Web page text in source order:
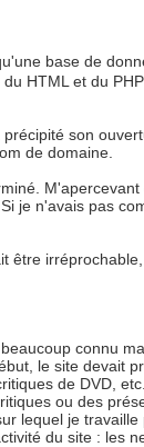
base de
HTML et du PHP
son
de domaine.
je n'avais pas
être
connu
le site devait
de DVD,
ou des
lequel je
du site : les